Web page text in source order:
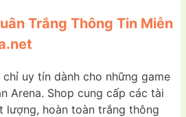
Trắng Thông Tin Miễn
chỉ uy tín dành cho những game
Arena. Shop cung cấp các tài
lượng, hoàn toàn trắng thông